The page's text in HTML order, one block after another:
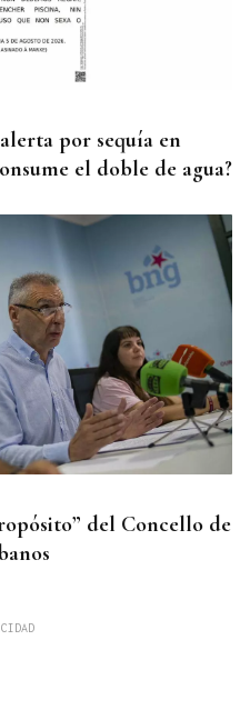
por sequía en
el doble de agua?
del Concello de